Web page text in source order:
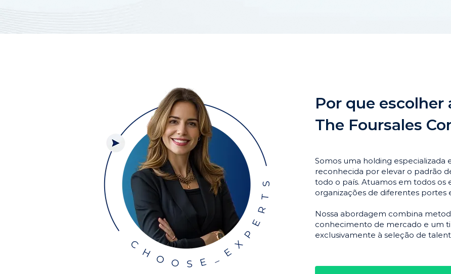
Por que escolher
The Foursales
Somos uma holding
reconhecida por elevar o padrão
todo o país. Atuamos em todos os
organizações de diferentes portes
Nossa abordagem combina
conhecimento de mercado e um
exclusivamente à seleção de